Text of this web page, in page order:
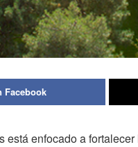
Facebook
está enfocado a